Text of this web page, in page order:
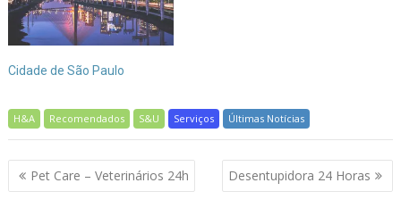
Cidade de São Paulo
H&A Recomendados S&U Serviços Últimas Notícias
Navegação
de
Pet Care – Veterinários 24h Desentupidora 24 Horas